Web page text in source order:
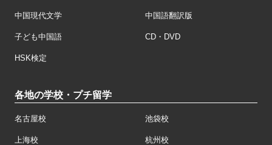
中国現代文学 中国語翻訳版
子ども中国語 CD・DVD
HSK検定
各地の学校・プチ留学
名古屋校 池袋校
上海校 杭州校